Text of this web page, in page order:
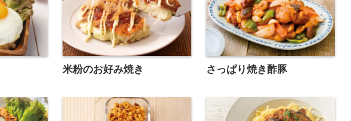
米粉のお好み焼き さっぱり焼き酢豚